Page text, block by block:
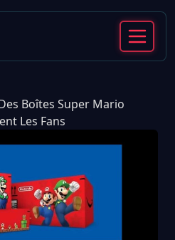
Boîtes Super Mario
Les Fans